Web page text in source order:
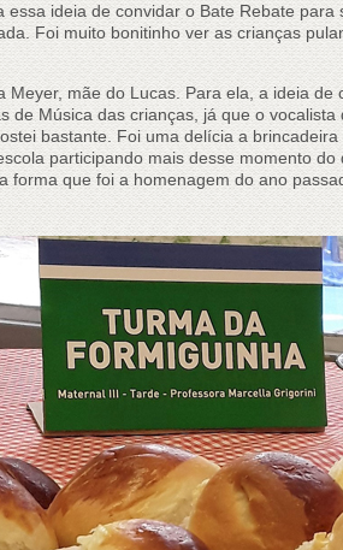
essa ideia de convidar o Bate Rebate
Foi muito bonitinho ver as crianças
mãe do Lucas. Para ela, a ideia
de Música das crianças, já que o
bastante. Foi uma delícia a
participando mais desse momento
forma que foi a homenagem do ano